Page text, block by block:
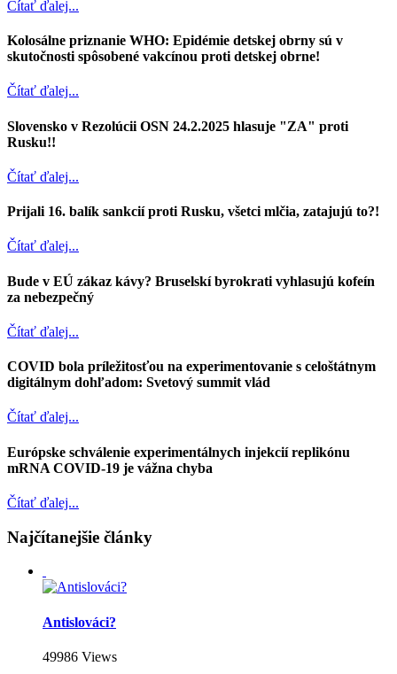
Čítať ďalej...
Kolosálne priznanie WHO: Epidémie detskej obrny sú v
skutočnosti spôsobené vakcínou proti detskej obrne!
Čítať ďalej...
Slovensko v Rezolúcii OSN 24.2.2025 hlasuje "ZA" proti
Rusku!!
Čítať ďalej...
Prijali 16. balík sankcií proti Rusku, všetci mlčia, zatajujú to?!
Čítať ďalej...
Bude v EÚ zákaz kávy? Bruselskí byrokrati vyhlasujú kofeín
za nebezpečný
Čítať ďalej...
COVID bola príležitosťou na experimentovanie s celoštátnym
digitálnym dohľadom: Svetový summit vlád
Čítať ďalej...
Európske schválenie experimentálnych injekcií replikónu
mRNA COVID-19 je vážna chyba
Čítať ďalej...
Najčítanejšie články
Antislováci?
49986 Views